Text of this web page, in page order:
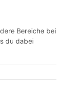
Bereiche bei
du dabei